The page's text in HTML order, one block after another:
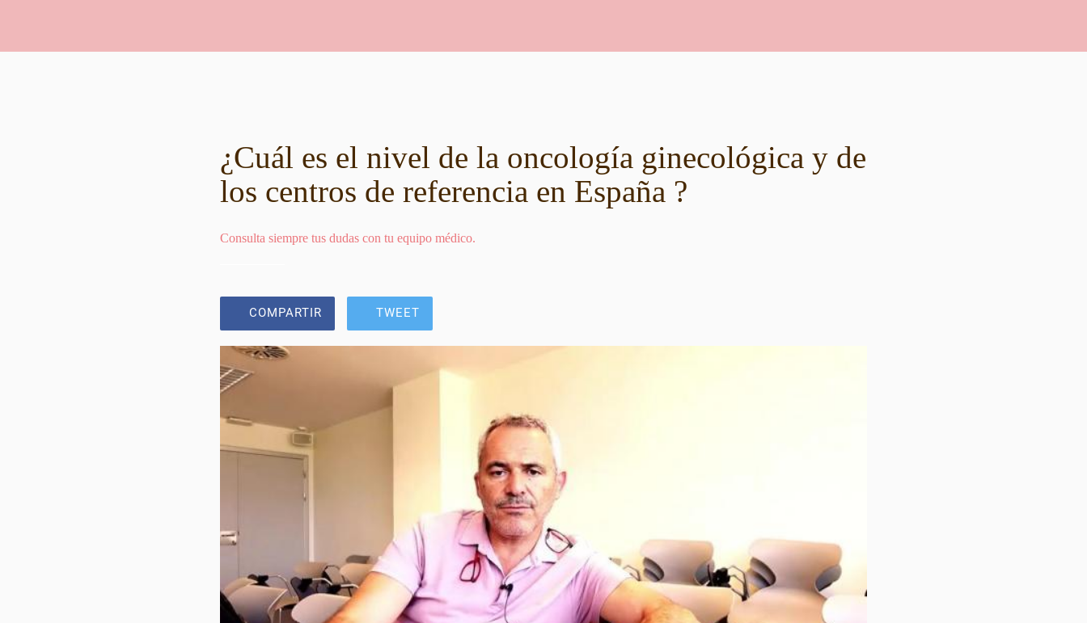
¿Cuál es el nivel de la oncología ginecológica y de
los centros de referencia en España ?
Consulta siempre tus dudas con tu equipo médico.
COMPARTIR TWEET